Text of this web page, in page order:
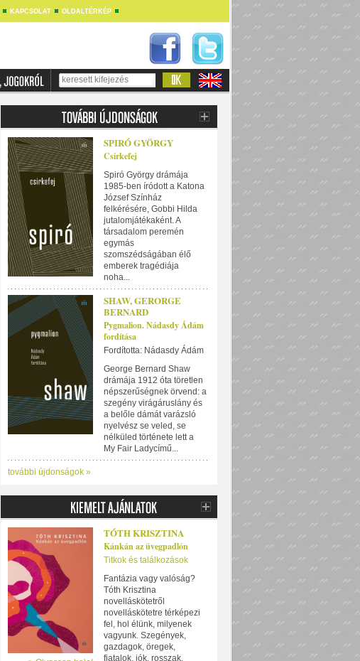
KAPCSOLAT OLDALTÉRKÉP
SPIRÓ GYÖRGY
Csirkefej
Spiró György drámája
1985-ben íródott a Katona
József Színház
felkérésére, Gobbi Hilda
jutalomjátékaként. A
társadalom peremén
egymás
szomszédságában élő
emberek tragédiája
noha...
SHAW, GERORGE
BERNARD
Pygmalion. Nádasdy Ádám
fordítása
Fordította: Nádasdy Ádám
George Bernard Shaw
drámája 1912 óta töretlen
népszerűségnek örvend: a
szegény virágáruslány és
a belőle dámát varázsló
nyelvész se veled, se
nélküled története lett a
My Fair Ladycímű...
további újdonságok »
TÓTH KRISZTINA
Kánkán az üvegpadlón
Titkok és találkozások
Fantázia vagy valóság?
Tóth Krisztina
novelláskötetről
novelláskötetre térképezi
fel, hol élünk, milyenek
vagyunk. Szegények,
gazdagok, öregek,
fiatalok, jók, rosszak,